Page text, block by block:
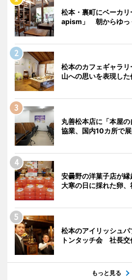
松本・裏町にベーカ
apism」 朝からゆっ
松本のカフェギャラ
山への思いを表現し
丸善松本店に「本屋
協業、国内10カ所で
安曇野の洋菓子店が
大寒の日に採れた卵、
松本のアイリッシュ
トンタッチ会 社長
もっと見る